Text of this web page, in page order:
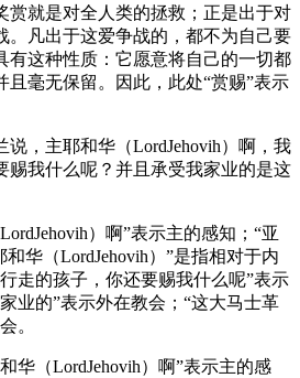
赏就是对全人类的拯救；正是出于对
。凡出于这爱争战的，都不为自己要
有这种性质：它愿意将自己的一切都
且毫无保留。因此，此处“赏赐”表示
说，主耶和华（LordJehovih）啊，我
赐我什么呢？并且承受我家业的是这
）啊”表示主的感知；“亚
华（LordJehovih）”是指相对于内
走的孩子，你还要赐我什么呢”表示
业的”表示外在教会；“这大马士革
。
华（LordJehovih）啊”表示主的感